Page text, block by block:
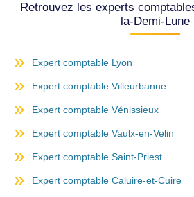
Retrouvez les experts
la-Demi-Lune
Expert comptable Lyon
Expert comptable Villeurbanne
Expert comptable Vénissieux
Expert comptable Vaulx-en-Velin
Expert comptable Saint-Priest
Expert comptable Caluire-et-Cuire